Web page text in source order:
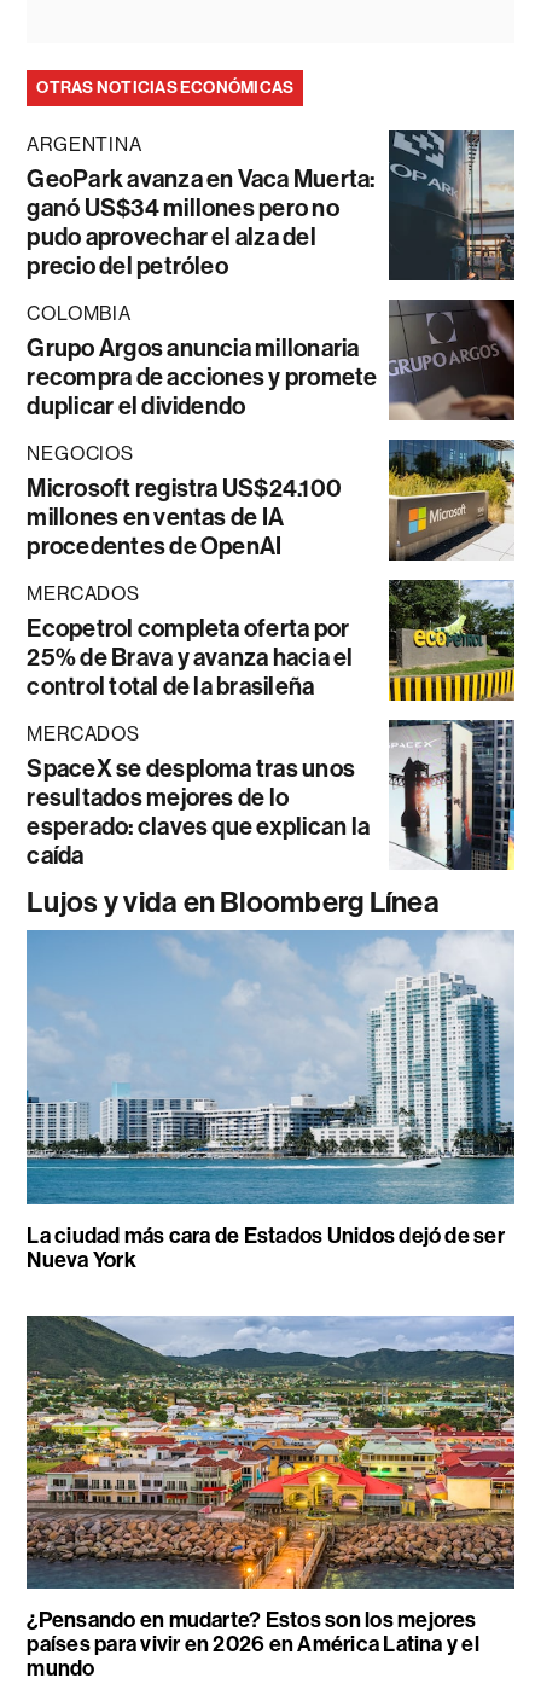
OTRAS NOTICIAS ECONÓMICAS
ARGENTINA
GeoPark avanza en Vaca Muerta:
ganó US$34 millones pero no
pudo aprovechar el alza del
precio del petróleo
COLOMBIA
Grupo Argos anuncia millonaria
recompra de acciones y promete
duplicar el dividendo
NEGOCIOS
Microsoft registra US$24.100
millones en ventas de IA
procedentes de OpenAI
MERCADOS
Ecopetrol completa oferta por
25% de Brava y avanza hacia el
control total de la brasileña
MERCADOS
SpaceX se desploma tras unos
resultados mejores de lo
esperado: claves que explican la
caída
Lujos y vida en Bloomberg Línea
La ciudad más cara de Estados Unidos dejó de ser
Nueva York
¿Pensando en mudarte? Estos son los mejores
países para vivir en 2026 en América Latina y el
mundo